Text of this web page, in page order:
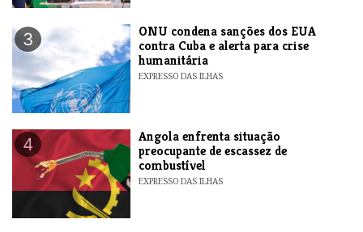
3
ONU condena sanções dos EUA
contra Cuba e alerta para crise
humanitária
EXPRESSO DAS ILHAS
4
Angola enfrenta situação
preocupante de escassez de
combustível
EXPRESSO DAS ILHAS